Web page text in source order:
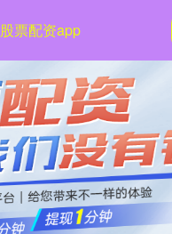
股票配资app